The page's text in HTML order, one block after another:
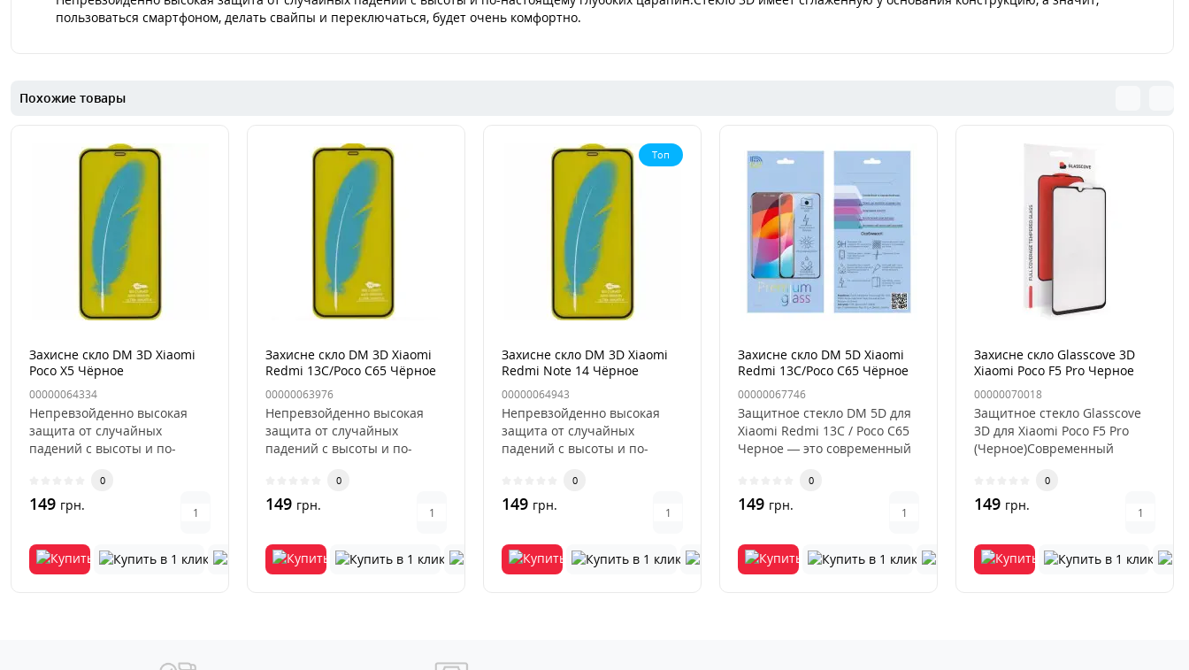
пользоваться смартфоном, делать свайпы и переключаться, будет очень комфортно.
Похожие товары
Захисне скло DM 3D Xiaomi
Poco X5 Чёрное
00000064334
Непревзойденно высокая
защита от случайных
падений с высоты и по-
царапин.Стекло ..
0
149 грн.
Захисне скло DM 3D Xiaomi
Redmi 13C/Poco C65 Чёрное
00000063976
Непревзойденно высокая
защита от случайных
падений с высоты и по-
царапин.Стекло ..
0
149 грн.
Топ
Захисне скло DM 3D Xiaomi
Redmi Note 14 Чёрное
00000064943
Непревзойденно высокая
защита от случайных
падений с высоты и по-
царапин.Стекло ..
0
149 грн.
Захисне скло DM 5D Xiaomi
Redmi 13C/Poco C65 Чёрное
00000067746
Защитное стекло DM 5D для
Xiaomi Redmi 13C / Poco C65
Черное — это современный
0
149 грн.
Захисне скло Glasscove 3D
Xiaomi Poco F5 Pro Черное
00000070018
Защитное стекло Glasscove
3D для Xiaomi Poco F5 Pro
(Черное)Современный
0
149 грн.